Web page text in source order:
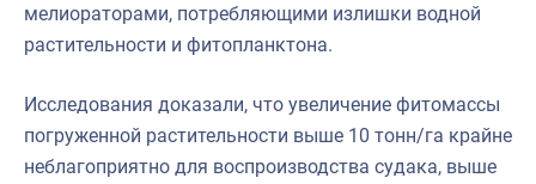
мелиораторами, потребляющими излишки водной
растительности и фитопланктона.
Исследования доказали, что увеличение фитомассы
погруженной растительности выше 10 тонн/га крайне
неблагоприятно для воспроизводства судака, выше